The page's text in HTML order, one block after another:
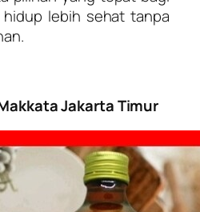
lebih sehat tanpa
Jakarta Timur